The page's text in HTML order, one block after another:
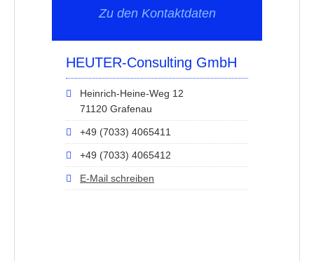
Zu den Kontaktdaten
HEUTER-Consulting GmbH
Heinrich-Heine-Weg 12
71120 Grafenau
+49 (7033) 4065411
+49 (7033) 4065412
E-Mail schreiben